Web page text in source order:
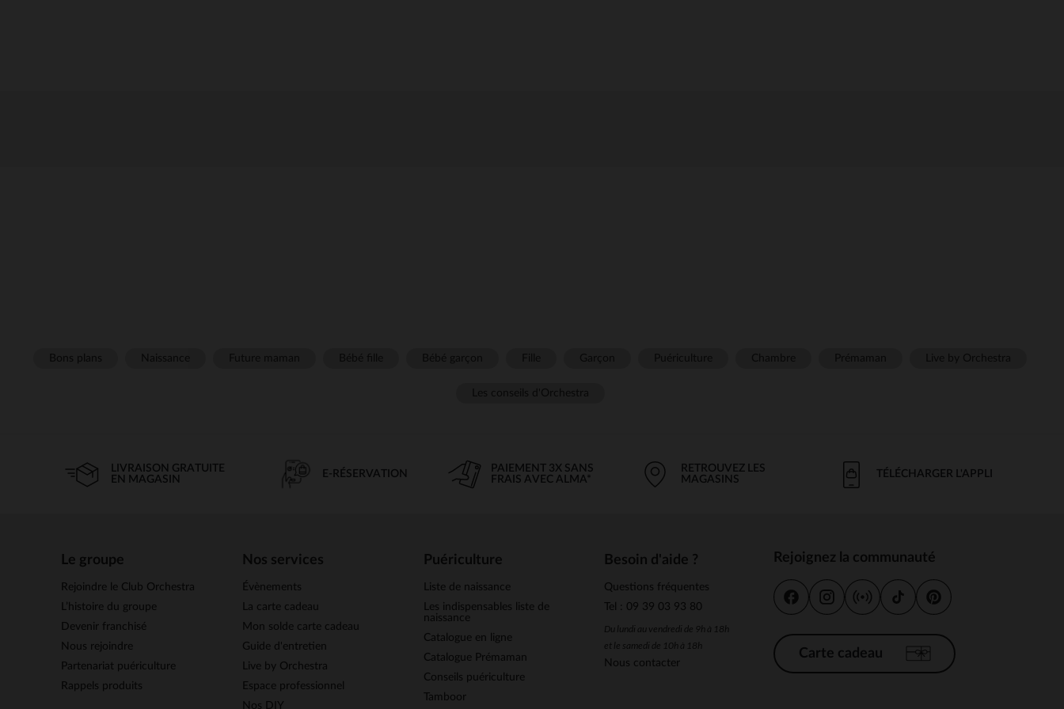
LIVRAISON GRATUITE
EN MAGASIN
E-RÉSERVATION
PAIEMENT 3X SANS
FRAIS AVEC ALMA*
RETROUVEZ LES
MAGASINS
TÉLÉCHARGER L'APPLI
Le groupe
Rejoindre le Club Orchestra
L’histoire du groupe
Devenir franchisé
Nous rejoindre
Partenariat puériculture
Rappels produits
Nos services
Évènements
La carte cadeau
Mon solde carte cadeau
Guide d'entretien
Live by Orchestra
Espace professionnel
Nos DIY
Puériculture
Liste de naissance
Les indispensables liste de
naissance
Catalogue en ligne
Catalogue Prémaman
Conseils puériculture
Tamboor
Besoin d'aide ?
Questions fréquentes
Tel : 09 39 03 93 80
Du lundi au vendredi de 9h à 18h
et le samedi de 10h à 18h
Nous contacter
Rejoignez la communauté
Carte cadeau